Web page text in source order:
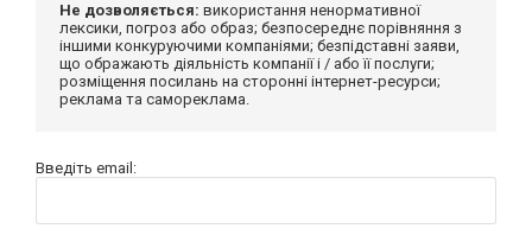
Не дозволяється: використання ненормативної
лексики, погроз або образ; безпосереднє порівняння з
іншими конкуруючими компаніями; безпідставні заяви,
що ображають діяльність компанії і / або її послуги;
розміщення посилань на сторонні інтернет-ресурси;
реклама та самореклама.
Введіть email: